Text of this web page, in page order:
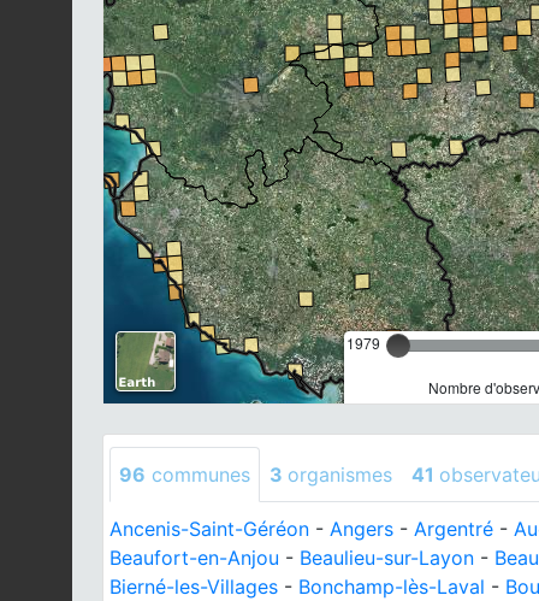
1979
Nombre
96 communes 3 organismes 41
Ancenis-Saint-Géréon - Angers - Argentré -
Beaufort-en-Anjou - Beaulieu-sur-Layon -
Bierné-les-Villages - Bonchamp-lès-Laval -